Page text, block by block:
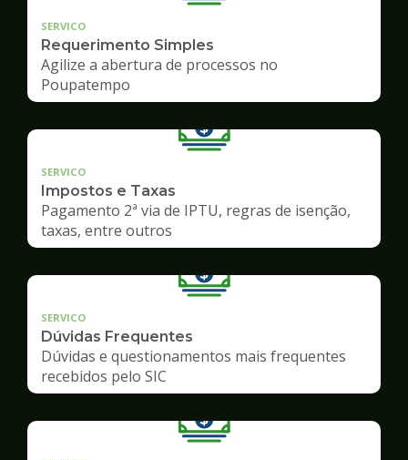
SERVICO
Requerimento Simples
Agilize a abertura de processos no
Poupatempo
SERVICO
Impostos e Taxas
Pagamento 2ª via de IPTU, regras de isenção,
taxas, entre outros
SERVICO
Dúvidas Frequentes
Dúvidas e questionamentos mais frequentes
recebidos pelo SIC